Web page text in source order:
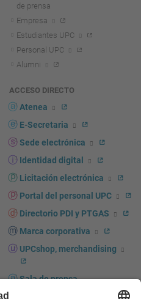
de prensa
Empresa
Estudiantes UPC
Personal UPC
Alumni
ACCESO DIRECTO
Atenea
E-Secretaria
Sede electrónica
Identidad digital
Licitación electrónica
Portal del personal UPC
Directorio PDI y PTGAS
Marca corporativa
UPCshop, merchandising
Sala de prensa